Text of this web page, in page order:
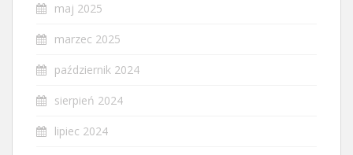
maj 2025
marzec 2025
październik 2024
sierpień 2024
lipiec 2024